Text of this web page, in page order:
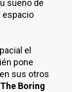
sueño de
espacio
el
pone
sus otros
Boring